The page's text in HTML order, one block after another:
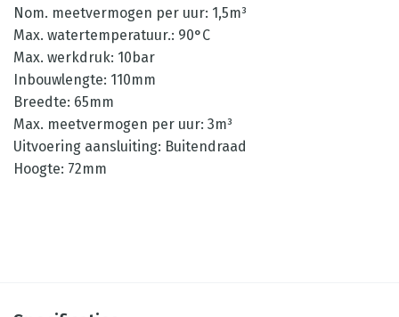
Nom. meetvermogen per uur: 1,5m³
Max. watertemperatuur.: 90°C
Max. werkdruk: 10bar
Inbouwlengte: 110mm
Breedte: 65mm
Max. meetvermogen per uur: 3m³
Uitvoering aansluiting: Buitendraad
Hoogte: 72mm